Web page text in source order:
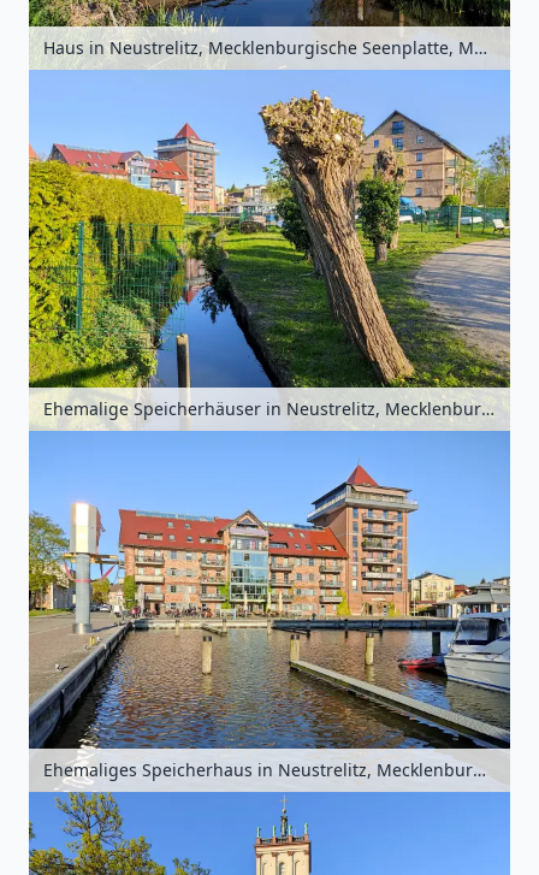
Haus in Neustrelitz, Mecklenburgische Seenplatte, Mecklenburg-Vorpommern, Deutschland
Ehemalige Speicherhäuser in Neustrelitz, Mecklenburgische Seenplatte, Mecklenburg-Vorpommern, Deutschland
Ehemaliges Speicherhaus in Neustrelitz, Mecklenburgische Seenplatte, Mecklenburg-Vorpommern, Deutschland